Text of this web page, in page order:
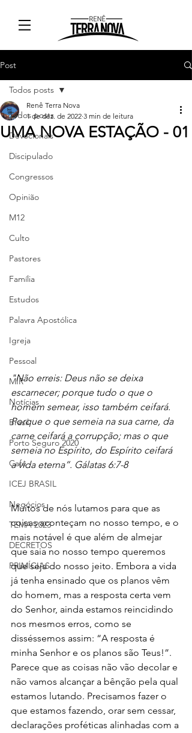
Post
Todos posts
Devocionais
Discipulado
Congressos
Opinião
M12
Culto
Pastores
Família
Estudos
Palavra Apostólica
Igreja
Pessoal
MIR
Notícias
Brasil
Porto Seguro 2020
Café
ICEJ BRASIL
Negócios
TEMA 2023
DECRETOS
PRIMÍCIAS
Todos posts
UMA NOVA ESTAÇÃO - 01
Renê Terra Nova
1 de dez. de 2022 3 min de leitura
"Não erreis: Deus não se deixa
escarnecer; porque tudo o que o
homem semear, isso também ceifará.
Porque o que semeia na sua carne, da
carne ceifará a corrupção; mas o que
semeia no Espírito, do Espírito ceifará
a vida eterna”. Gálatas 6:7-8
Muitos de nós lutamos para que as
coisas aconteçam no nosso tempo, e o
mais notável é que além de almejar
que saia no nosso tempo queremos
que seja do nosso jeito. Embora a vida
já tenha ensinado que os planos vêm
do homem, mas a resposta certa vem
do Senhor, ainda estamos reincidindo
nos mesmos erros, como se
disséssemos assim: “A resposta é
minha Senhor e os planos são Teus!”.
Parece que as coisas não vão decolar e
não vamos alcançar a bênção pela qual
estamos lutando. Precisamos fazer o
que estamos fazendo, orar sem cessar,
declarações proféticas alinhadas com a